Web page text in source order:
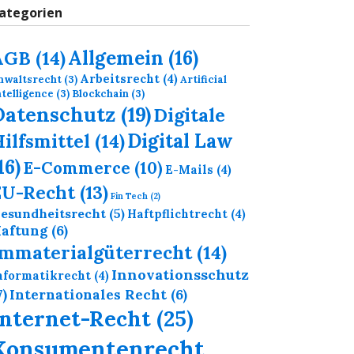
(14)Allgemein (16)
(3) Arbeitsrecht (4)Artificial
(3) Blockchain (3)
(19)Digitale
(14)Digital Law
E-Commerce (10) E-Mails (4)
Recht(13) Fin Tech (2)
(5) Haftpflichtrecht (4)
(6)
(14)
(4) Innovationsschutz
Internationales Recht (6)
Recht (25)